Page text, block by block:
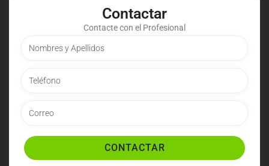
Contactar
Contacte con el Profesional
CONTACTAR